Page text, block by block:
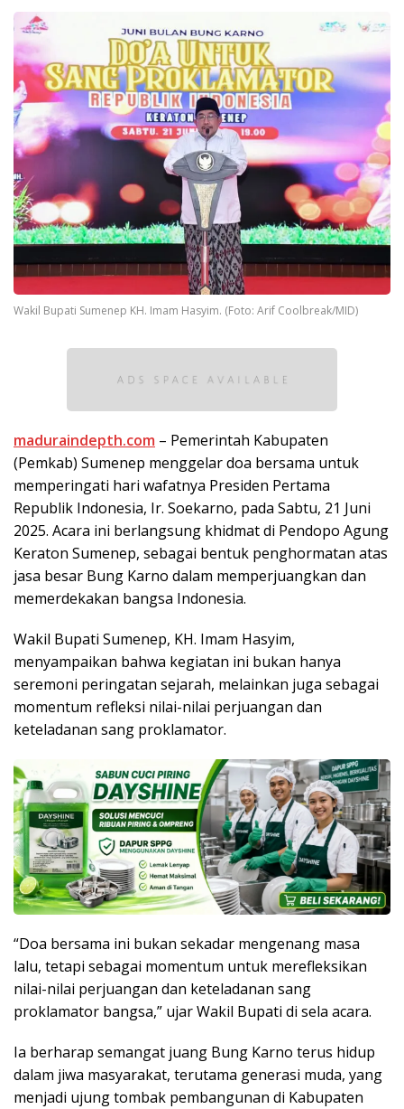
Wakil Bupati Sumenep KH. Imam Hasyim. (Foto: Arif Coolbreak/MID)
maduraindepth.com – Pemerintah Kabupaten
(Pemkab) Sumenep menggelar doa bersama untuk
memperingati hari wafatnya Presiden Pertama
Republik Indonesia, Ir. Soekarno, pada Sabtu, 21 Juni
2025. Acara ini berlangsung khidmat di Pendopo Agung
Keraton Sumenep, sebagai bentuk penghormatan atas
jasa besar Bung Karno dalam memperjuangkan dan
memerdekakan bangsa Indonesia.
Wakil Bupati Sumenep, KH. Imam Hasyim,
menyampaikan bahwa kegiatan ini bukan hanya
seremoni peringatan sejarah, melainkan juga sebagai
momentum refleksi nilai-nilai perjuangan dan
keteladanan sang proklamator.
“Doa bersama ini bukan sekadar mengenang masa
lalu, tetapi sebagai momentum untuk merefleksikan
nilai-nilai perjuangan dan keteladanan sang
proklamator bangsa,” ujar Wakil Bupati di sela acara.
Ia berharap semangat juang Bung Karno terus hidup
dalam jiwa masyarakat, terutama generasi muda, yang
menjadi ujung tombak pembangunan di Kabupaten